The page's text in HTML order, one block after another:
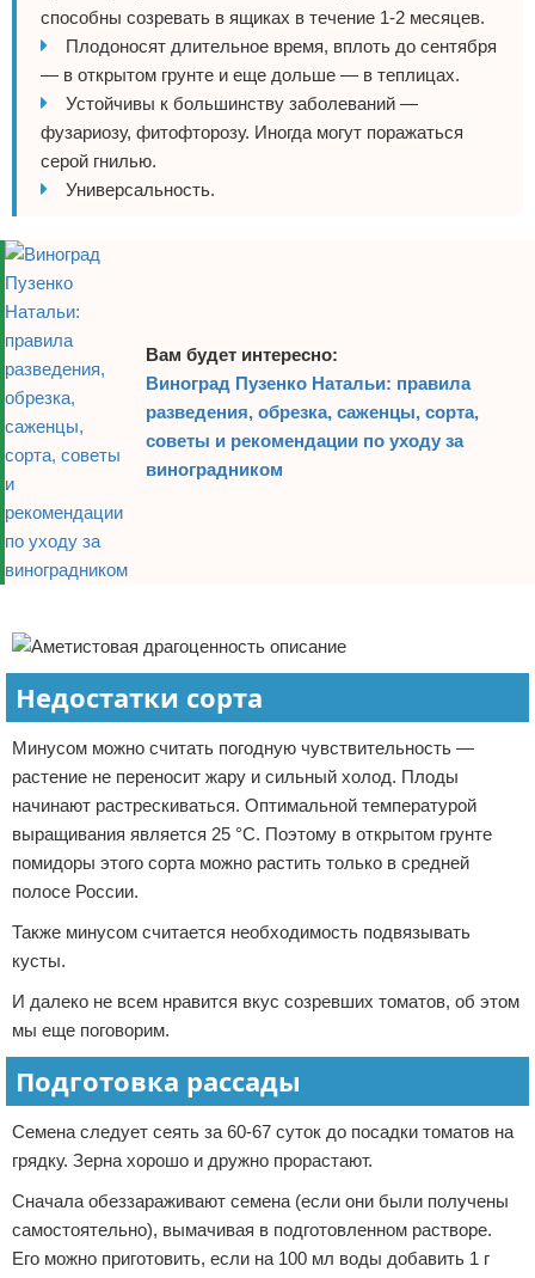
способны созревать в ящиках в течение 1-2 месяцев.
Плодоносят длительное время, вплоть до сентября
— в открытом грунте и еще дольше — в теплицах.
Устойчивы к большинству заболеваний —
фузариозу, фитофторозу. Иногда могут поражаться
серой гнилью.
Универсальность.
Вам будет интересно:
Виноград Пузенко Натальи: правила
разведения, обрезка, саженцы, сорта,
советы и рекомендации по уходу за
виноградником
Недостатки сорта
Минусом можно считать погодную чувствительность —
растение не переносит жару и сильный холод. Плоды
начинают растрескиваться. Оптимальной температурой
выращивания является 25 °С. Поэтому в открытом грунте
помидоры этого сорта можно растить только в средней
полосе России.
Также минусом считается необходимость подвязывать
кусты.
И далеко не всем нравится вкус созревших томатов, об этом
мы еще поговорим.
Подготовка рассады
Семена следует сеять за 60-67 суток до посадки томатов на
грядку. Зерна хорошо и дружно прорастают.
Сначала обеззараживают семена (если они были получены
самостоятельно), вымачивая в подготовленном растворе.
Его можно приготовить, если на 100 мл воды добавить 1 г